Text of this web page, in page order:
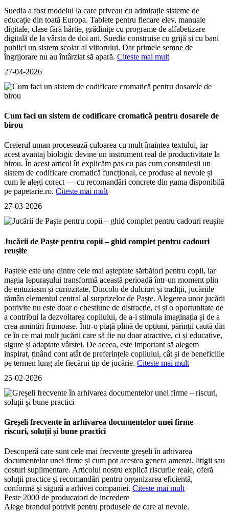
Suedia a fost modelul la care priveau cu admirație sisteme de
educație din toată Europa. Tablete pentru fiecare elev, manuale
digitale, clase fără hârtie, grădinițe cu programe de alfabetizare
digitală de la vârsta de doi ani. Suedia construise cu grijă și cu bani
publici un sistem școlar al viitorului. Dar primele semne de
îngrijorare nu au întârziat să apară. Citeste mai mult
27-04-2026
Cum faci un sistem de codificare cromatică pentru dosarele de
birou
Creierul uman procesează culoarea cu mult înaintea textului, iar
acest avantaj biologic devine un instrument real de productivitate la
birou. În acest articol îți explicăm pas cu pas cum construiești un
sistem de codificare cromatică funcțional, ce produse ai nevoie și
cum le alegi corect — cu recomandări concrete din gama disponibilă
pe papetarie.ro. Citeste mai mult
27-03-2026
Jucării de Paște pentru copii – ghid complet pentru cadouri
reușite
Paștele este una dintre cele mai așteptate sărbători pentru copii, iar
magia Iepurașului transformă această perioadă într-un moment plin
de entuziasm și curiozitate. Dincolo de dulciuri și tradiții, jucăriile
rămân elementul central al surprizelor de Paște. Alegerea unor jucării
potrivite nu este doar o chestiune de distracție, ci și o oportunitate de
a contribui la dezvoltarea copilului, de a-i stimula imaginația și de a
crea amintiri frumoase. Într-o piață plină de opțiuni, părinții caută din
ce în ce mai mult jucării care să fie nu doar atractive, ci și educative,
sigure și adaptate vârstei. De aceea, este important să alegem
inspirat, ținând cont atât de preferințele copilului, cât și de beneficiile
pe termen lung ale fiecărui tip de jucărie. Citeste mai mult
25-02-2026
Greșeli frecvente în arhivarea documentelor unei firme –
riscuri, soluții și bune practici
Descoperă care sunt cele mai frecvente greșeli în arhivarea
documentelor unei firme și cum pot acestea genera amenzi, litigii sau
costuri suplimentare. Articolul nostru explică riscurile reale, oferă
soluții practice și recomandări pentru organizarea eficientă,
conformă și sigură a arhivei companiei. Citeste mai mult
Peste 2000 de producatori de incredere
Alege brandul potrivit pentru produsele de care ai nevoie.